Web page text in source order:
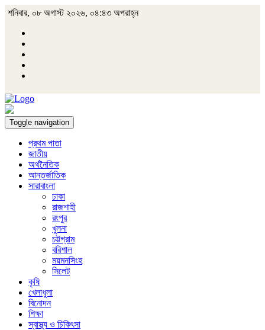
শনিবার, ০৮ অগাস্ট ২০২৬, ০৪:৪৩ অপরাহ্ন
Toggle navigation
প্রথম পাতা
জাতীয়
অর্থনৈতিক
আন্তর্জাতিক
সারাবাংলা
ঢাকা
রাজশাহী
রংপুর
খুলনা
চট্টগ্রাম
বরিশাল
ময়মনসিংহ
সিলেট
কৃষি
খেলাধুলা
বিনোদন
শিক্ষা
স্বাস্থ্য ও চিকিৎসা